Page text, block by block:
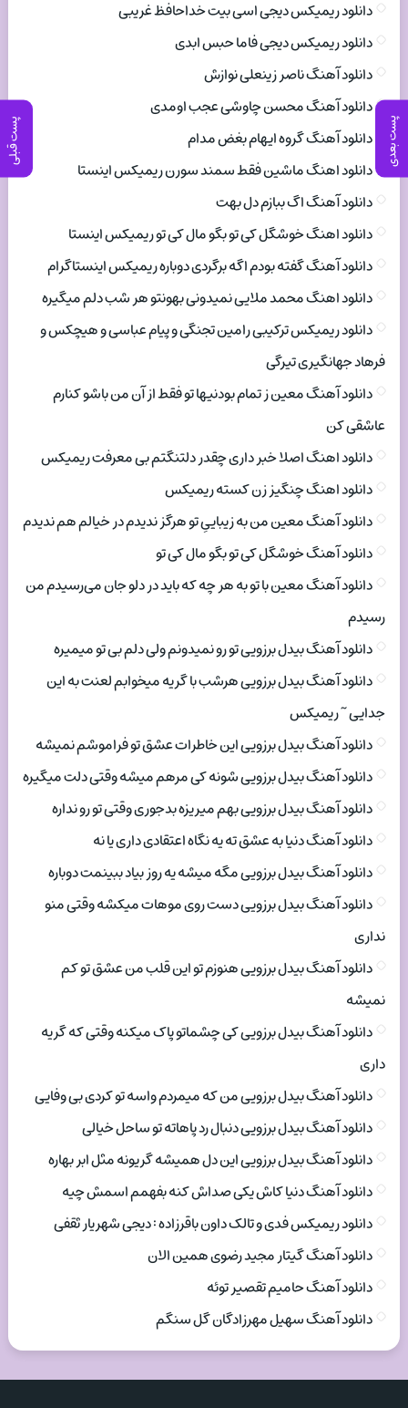
پست بعدی پست قبلی
دانلود ریمیکس دیجی اسی بیت خداحافظ غریبی
دانلود ریمیکس دیجی فاما حبس ابدی
دانلود آهنگ ناصر زینعلی نوازش
دانلود آهنگ محسن چاوشی عجب اومدی
دانلود آهنگ گروه ایهام بغض مدام
دانلود اهنگ ماشین فقط سمند سورن ریمیکس اینستا
دانلود آهنگ اگ ببازم دل بهت
دانلود اهنگ خوشگل کی تو بگو مال کی تو ریمیکس اینستا
دانلود آهنگ گفته بودم اگه برگردی دوباره ریمیکس اینستاگرام
دانلود اهنگ محمد ملایی نمیدونی بهونتو هر شب دلم میگیره
دانلود ریمیکس ترکیبی رامین تجنگی و پیام عباسی و هیچکس و
فرهاد جهانگیری تیرگی
دانلود آهنگ معین ز تمام بودنیها تو فقط از آن من باشو کنارم
عاشقی کن
دانلود اهنگ اصلا خبر داری چقدر دلتنگتم بی معرفت ریمیکس
دانلود اهنگ چنگیز زن کسته ریمیکس
دانلود آهنگ معین من به زیباییِ تو هرگز ندیدم در خیالم هم ندیدم
دانلود آهنگ خوشگل کی تو بگو مال کی تو
دانلود آهنگ معین با تو به هر چه که باید در دلو جان می‌رسیدم من
رسیدم
دانلود آهنگ بیدل برزویی تو رو نمیدونم ولی دلم بی تو میمیره
دانلود آهنگ بیدل برزویی هرشب با گریه میخوابم لعنت به این
جدایی ~ ریمیکس
دانلود آهنگ بیدل برزویی این خاطرات عشق تو فراموشم نمیشه
دانلود آهنگ بیدل برزویی شونه کی مرهم میشه وقتی دلت میگیره
دانلود آهنگ بیدل برزویی بهم میریزه بدجوری وقتی تو رو نداره
دانلود آهنگ دنیا به عشق ته یه نگاه اعتقادی داری یا نه
دانلود آهنگ بیدل برزویی مگه میشه یه روز بیاد ببینمت دوباره
دانلود آهنگ بیدل برزویی دست روی موهات میکشه وقتی منو
نداری
دانلود آهنگ بیدل برزویی هنوزم تو این قلب من عشق تو کم
نمیشه
دانلود آهنگ بیدل برزویی کی چشماتو پاک میکنه وقتی که گریه
داری
دانلود آهنگ بیدل برزویی من که میمردم واسه تو کردی بی وفایی
دانلود آهنگ بیدل برزویی دنبال رد پاهاته تو ساحل خیالی
دانلود آهنگ بیدل برزویی این دل همیشه گریونه مثل ابر بهاره
دانلود آهنگ دنیا کاش یکی صداش کنه بفهمم اسمش چیه
دانلود ریمیکس فدی و تالک داون باقرزاده : دیجی شهریار ثقفی
دانلود آهنگ گیتار مجید رضوی همین الان
دانلود آهنگ حامیم تقصیر توئه
دانلود آهنگ سهیل مهرزادگان گل سنگم